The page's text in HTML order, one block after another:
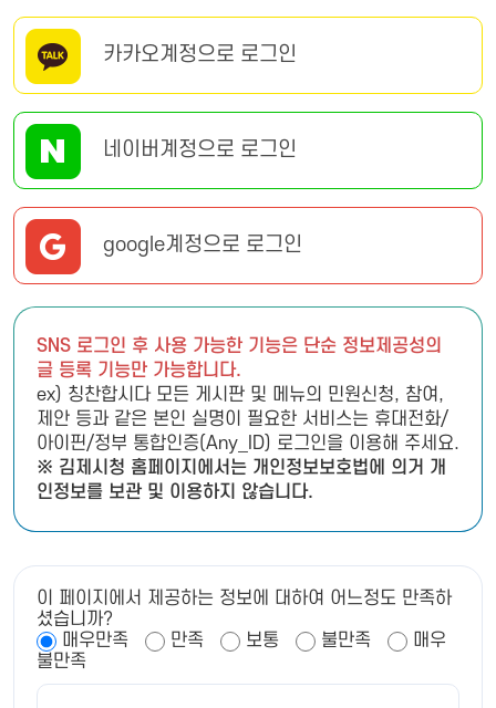
카카오계정으로 로그인
네이버계정으로 로그인
google계정으로 로그인
SNS 로그인 후 사용 가능한 기능은 단순 정보제공성의
글 등록 기능만 가능합니다.
ex) 칭찬합시다 모든 게시판 및 메뉴의 민원신청, 참여,
제안 등과 같은 본인 실명이 필요한 서비스는 휴대전화/
아이핀/정부 통합인증(Any_ID) 로그인을 이용해 주세요.
※ 김제시청 홈페이지에서는 개인정보보호법에 의거 개
인정보를 보관 및 이용하지 않습니다.
이 페이지에서 제공하는 정보에 대하여 어느정도 만족하
셨습니까?
매우만족
만족 보통 불만족
매우
불만족